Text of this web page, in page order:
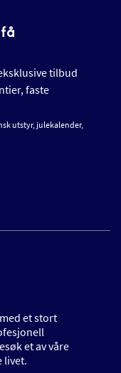
tilbud
faste
utstyr, julekalender,
et stort
et av våre
livet.